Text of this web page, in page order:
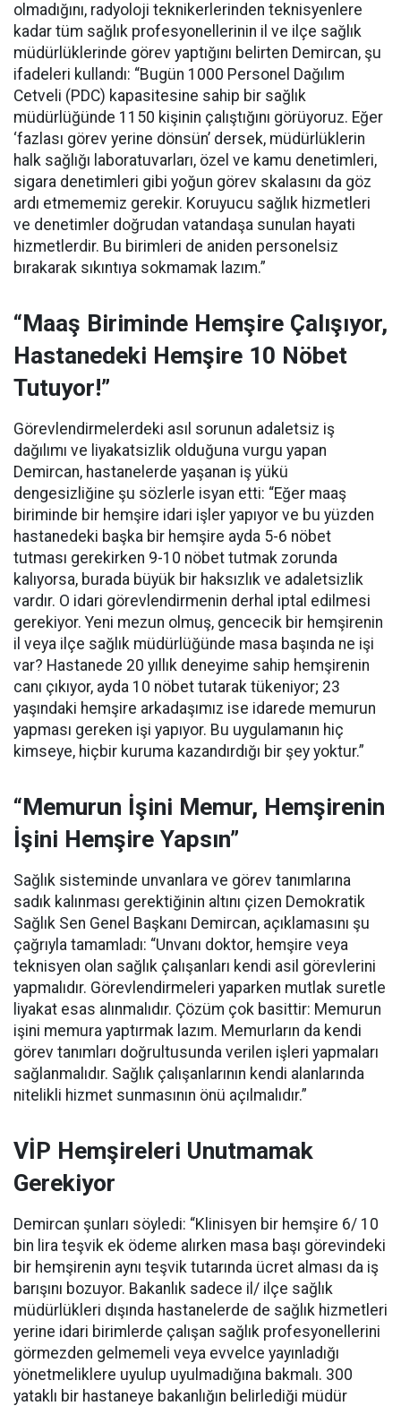
olmadığını, radyoloji teknikerlerinden teknisyenlere
kadar tüm sağlık profesyonellerinin il ve ilçe sağlık
müdürlüklerinde görev yaptığını belirten Demircan, şu
ifadeleri kullandı: “Bugün 1000 Personel Dağılım
Cetveli (PDC) kapasitesine sahip bir sağlık
müdürlüğünde 1150 kişinin çalıştığını görüyoruz. Eğer
‘fazlası görev yerine dönsün’ dersek, müdürlüklerin
halk sağlığı laboratuvarları, özel ve kamu denetimleri,
sigara denetimleri gibi yoğun görev skalasını da göz
ardı etmememiz gerekir. Koruyucu sağlık hizmetleri
ve denetimler doğrudan vatandaşa sunulan hayati
hizmetlerdir. Bu birimleri de aniden personelsiz
bırakarak sıkıntıya sokmamak lazım.”
“Maaş Biriminde Hemşire Çalışıyor,
Hastanedeki Hemşire 10 Nöbet
Tutuyor!”
Görevlendirmelerdeki asıl sorunun adaletsiz iş
dağılımı ve liyakatsizlik olduğuna vurgu yapan
Demircan, hastanelerde yaşanan iş yükü
dengesizliğine şu sözlerle isyan etti: “Eğer maaş
biriminde bir hemşire idari işler yapıyor ve bu yüzden
hastanedeki başka bir hemşire ayda 5-6 nöbet
tutması gerekirken 9-10 nöbet tutmak zorunda
kalıyorsa, burada büyük bir haksızlık ve adaletsizlik
vardır. O idari görevlendirmenin derhal iptal edilmesi
gerekiyor. Yeni mezun olmuş, gencecik bir hemşirenin
il veya ilçe sağlık müdürlüğünde masa başında ne işi
var? Hastanede 20 yıllık deneyime sahip hemşirenin
canı çıkıyor, ayda 10 nöbet tutarak tükeniyor; 23
yaşındaki hemşire arkadaşımız ise idarede memurun
yapması gereken işi yapıyor. Bu uygulamanın hiç
kimseye, hiçbir kuruma kazandırdığı bir şey yoktur.”
“Memurun İşini Memur, Hemşirenin
İşini Hemşire Yapsın”
Sağlık sisteminde unvanlara ve görev tanımlarına
sadık kalınması gerektiğinin altını çizen Demokratik
Sağlık Sen Genel Başkanı Demircan, açıklamasını şu
çağrıyla tamamladı: “Unvanı doktor, hemşire veya
teknisyen olan sağlık çalışanları kendi asil görevlerini
yapmalıdır. Görevlendirmeleri yaparken mutlak suretle
liyakat esas alınmalıdır. Çözüm çok basittir: Memurun
işini memura yaptırmak lazım. Memurların da kendi
görev tanımları doğrultusunda verilen işleri yapmaları
sağlanmalıdır. Sağlık çalışanlarının kendi alanlarında
nitelikli hizmet sunmasının önü açılmalıdır.”
VİP Hemşireleri Unutmamak
Gerekiyor
Demircan şunları söyledi: “Klinisyen bir hemşire 6/ 10
bin lira teşvik ek ödeme alırken masa başı görevindeki
bir hemşirenin aynı teşvik tutarında ücret alması da iş
barışını bozuyor. Bakanlık sadece il/ ilçe sağlık
müdürlükleri dışında hastanelerde de sağlık hizmetleri
yerine idari birimlerde çalışan sağlık profesyonellerini
görmezden gelmemeli veya evvelce yayınladığı
yönetmeliklere uyulup uyulmadığına bakmalı. 300
yataklı bir hastaneye bakanlığın belirlediği müdür